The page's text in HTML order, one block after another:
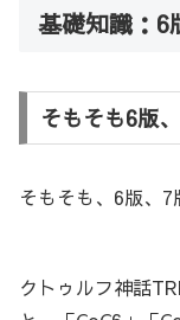
基礎知識：6
そもそも6版
そもそも、6版、
クトゥルフ神話